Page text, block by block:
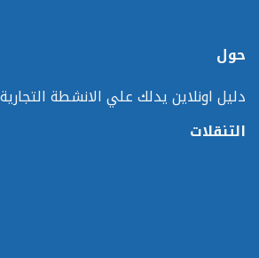
حول
دليل اونلاين يدلك علي الانشطة
التنقلات